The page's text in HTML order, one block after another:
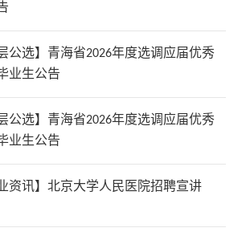
公选】青海省2026年度选调应届优秀
业生公告
公选】青海省2026年度选调应届优秀
业生公告
资讯】北京大学人民医院招聘宣讲